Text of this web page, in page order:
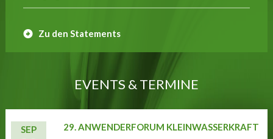
Zu den Statements
EVENTS & TERMINE
SEP 29. ANWENDERFORUM KLEINWASSERKRAFT